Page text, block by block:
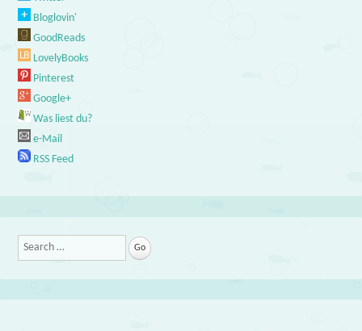
Bloglovin'
GoodReads
LovelyBooks
Pinterest
Google+
Was liest du?
e-Mail
RSS Feed
Search